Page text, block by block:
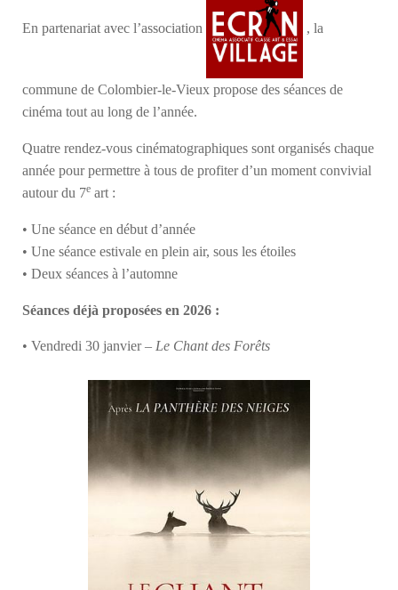
En partenariat avec l’association , la
commune de Colombier-le-Vieux propose des séances de
cinéma tout au long de l’année.
Quatre rendez-vous cinématographiques sont organisés chaque
année pour permettre à tous de profiter d’un moment convivial
autour du 7e art :
• Une séance en début d’année
• Une séance estivale en plein air, sous les étoiles
• Deux séances à l’automne
Séances déjà proposées en 2026 :
• Vendredi 30 janvier – Le Chant des Forêts